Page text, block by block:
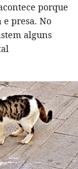
porque
e presa. No
alguns